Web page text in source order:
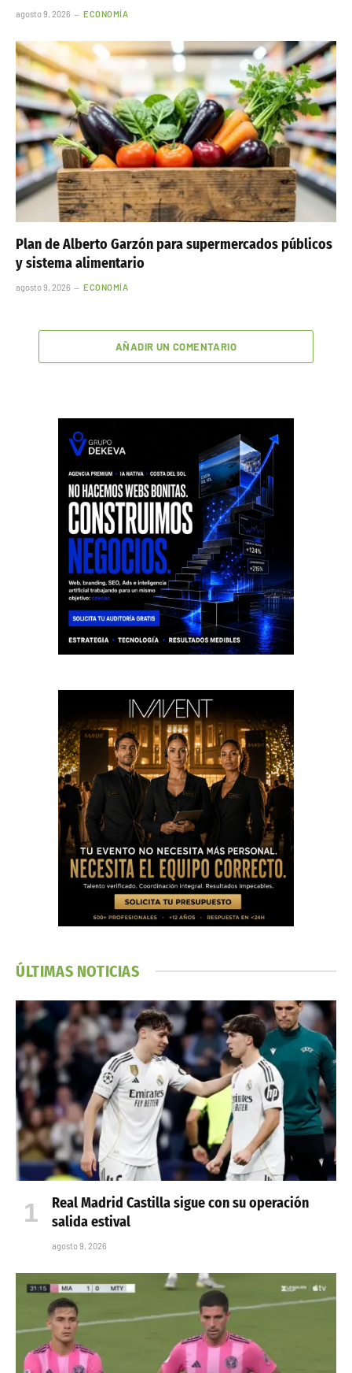
agosto 9, 2026 ECONOMÍA
Plan de Alberto Garzón para supermercados públicos
y sistema alimentario
agosto 9, 2026 ECONOMÍA
AÑADIR UN COMENTARIO
ÚLTIMAS NOTICIAS
Real Madrid Castilla sigue con su operación
salida estival
agosto 9, 2026